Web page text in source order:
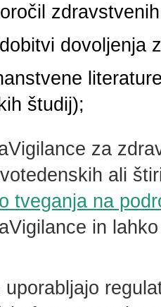
dovoljenja
študij);
za
ali
tveganja na
in
uporabljajo